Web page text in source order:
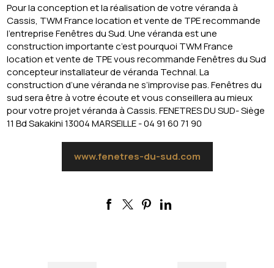
Pour la conception et la réalisation de votre véranda à
Cassis, TWM France location et vente de TPE recommande
l’entreprise Fenêtres du Sud. Une véranda est une
construction importante c’est pourquoi TWM France
location et vente de TPE vous recommande Fenêtres du Sud
concepteur installateur de véranda Technal. La
construction d’une véranda ne s’improvise pas. Fenêtres du
sud sera être à votre écoute et vous conseillera au mieux
pour votre projet véranda à Cassis. FENETRES DU SUD- Siège
11 Bd Sakakini 13004 MARSEILLE - 04 91 60 71 90
www.fenetres-du-sud.com